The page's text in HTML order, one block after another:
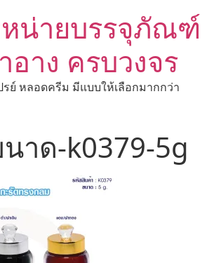
หน่ายบรรจุภัณฑ์
อาง ครบวงจร
ย์ หลอดครีม มีแบบให้เลือกมากกว่า
าด-k0379-5g